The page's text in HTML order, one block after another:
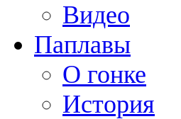
Видео
Паплавы
О гонке
История